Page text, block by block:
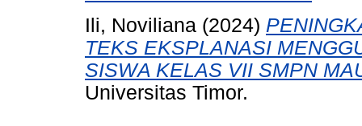
Ili, Noviliana (2024)
TEKS EKSPLANASI
SISWA KELAS VII SMPN
Universitas Timor.